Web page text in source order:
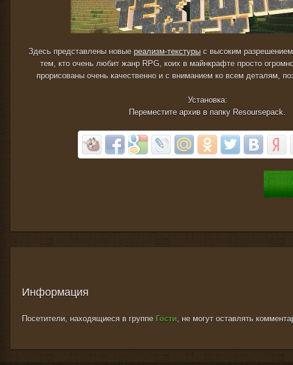
Здесь представлены новые реализм-текстуры с высоким
тем, кто очень любит жанр RPG, коих в майнкрафте просто
прорисованы очень качественно и с вниманием ко всем деталям,
Установка:
Переместите архив в папку Resoursepack.
Информация
Посетители, находящиеся в группе Гости, не могут оставлять